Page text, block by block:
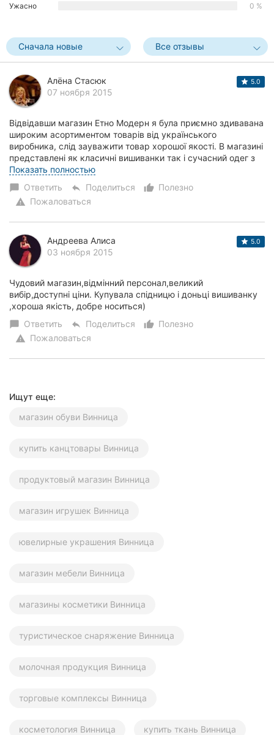
Полтава
Черкассы
Черновцы
Ивано-
Франковск
Луцк
Ужгород
Ужасно
0 %
Сначала новые Все отзывы
Алёна Стасюк
07 ноября 2015
5.0
Відвідавши магазин Етно Модерн я була приємно здивавана
широким асортиментом товарів від українського
виробника, слід зауважити товар хорошої якості. В магазині
представлені як класичні вишиванки так і сучасний одег з
етномотивами. Система ЗНИЖОК пр...
Показать полностью
chat_bubble Ответить reply Поделиться thumb_up_alt
Полезно
warning Пожаловаться
Андреева Алиса
03 ноября 2015
5.0
Чудовий магазин,відмінний персонал,великий
вибір,доступні ціни. Купувала спідницю і доньці вишиванку
,хороша якість, добре носиться)
chat_bubble Ответить reply Поделиться thumb_up_alt
Полезно
warning Пожаловаться
Ищут еще:
магазин обуви Винница
купить канцтовары Винница
продуктовый магазин Винница
магазин игрушек Винница
ювелирные украшения Винница
магазин мебели Винница
магазины косметики Винница
туристическое снаряжение Винница
молочная продукция Винница
торговые комплексы Винница
косметология Винница купить ткань Винница